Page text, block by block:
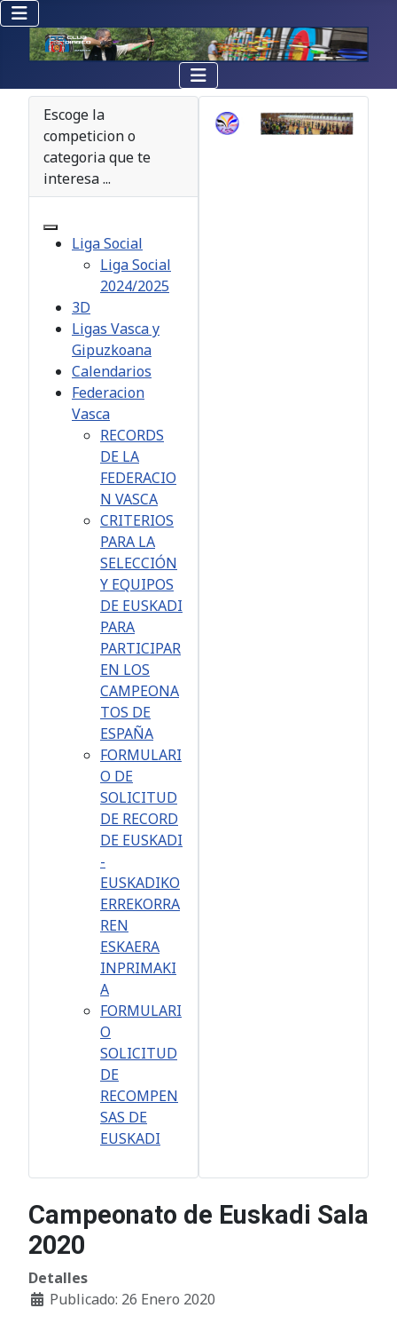
Escoge la
competicion o
categoria que te
interesa ...
Liga Social
Liga Social
2024/2025
3D
Ligas Vasca y
Gipuzkoana
Calendarios
Federacion
Vasca
RECORDS
DE LA
FEDERACIO
N VASCA
CRITERIOS
PARA LA
SELECCIÓN
Y EQUIPOS
DE EUSKADI
PARA
PARTICIPAR
EN LOS
CAMPEONA
TOS DE
ESPAÑA
FORMULARI
O DE
SOLICITUD
DE RECORD
DE EUSKADI
-
EUSKADIKO
ERREKORRA
REN
ESKAERA
INPRIMAKI
A
FORMULARI
O
SOLICITUD
DE
RECOMPEN
SAS DE
EUSKADI
Campeonato de Euskadi Sala
2020
Detalles
Publicado: 26 Enero 2020